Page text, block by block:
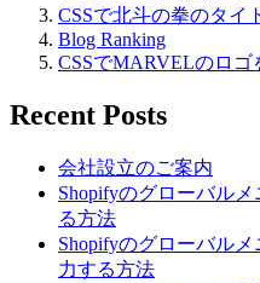
CSSで北斗の拳のタイ
Blog Ranking
CSSでMARVELのロゴ
Recent Posts
会社設立のご案内
Shopifyのグローバル
る方法
Shopifyのグローバル
力する方法